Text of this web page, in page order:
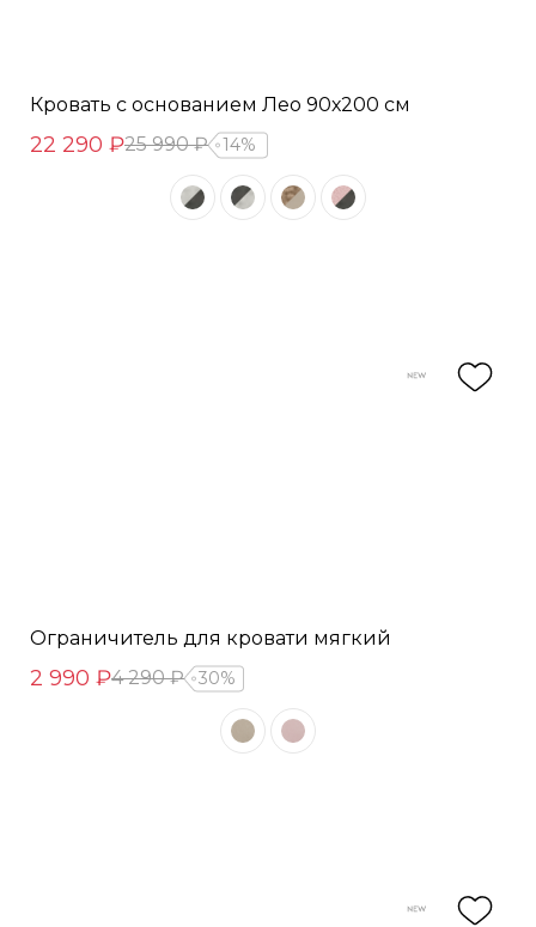
Кровать с основанием Лео 90х200 см
22 290 ₽25 990 ₽ 14%
Ограничитель для кровати мягкий
2 990 ₽4 290 ₽ 30%